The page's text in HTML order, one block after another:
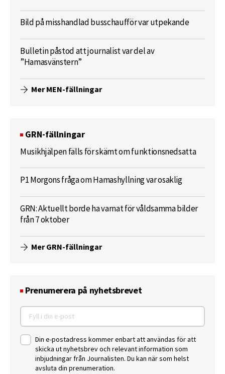
Bild på misshandlad busschaufför var utpekande
Bulletin påstod att journalist var del av
”Hamasvänstern”
Mer MEN-fällningar
GRN-fällningar
Musikhjälpen fälls för skämt om funktionsnedsatta
P1 Morgons fråga om Hamashyllning var osaklig
GRN: Aktuellt borde ha varnat för våldsamma bilder
från 7 oktober
Mer GRN-fällningar
Prenumerera på nyhetsbrevet
Din e-postadress kommer enbart att användas för att
skicka ut nyhetsbrev och relevant information som
inbjudningar från Journalisten. Du kan när som helst
avsluta din prenumeration.